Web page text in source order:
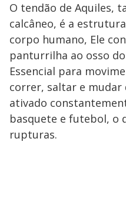
O tendão de Aquiles,
calcâneo, é a
corpo humano, Ele
panturrilha ao osso
Essencial para
correr, saltar e mudar
ativado
basquete e futebol, o
rupturas.